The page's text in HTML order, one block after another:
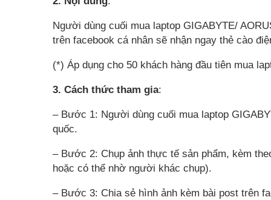
Người dùng cuối mua laptop GIGABYTE/
trên facebook cá nhân sẽ nhận ngay thẻ cào
(*) Áp dụng cho 50 khách hàng đầu tiên mua
3. Cách thức tham gia:
– Bước 1: Người dùng cuối mua laptop
quốc.
– Bước 2: Chụp ảnh thực tế sản phẩm, kèm
hoặc có thể nhờ người khác chụp).
– Bước 3: Chia sẻ hình ảnh kèm bài post trên